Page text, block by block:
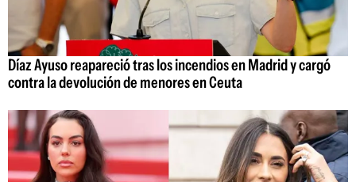
Díaz Ayuso reapareció tras los incendios en Madrid y cargó
contra la devolución de menores en Ceuta